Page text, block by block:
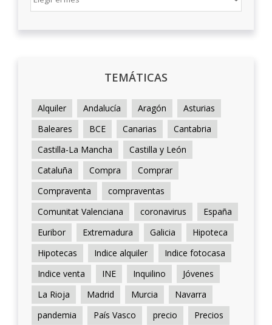
TEMÁTICAS
Alquiler Andalucía Aragón
Asturias
Baleares
BCE Canarias
Cantabria
Castilla-La Mancha
Castilla y León
Cataluña
Compra
Comprar
Compraventa
compraventas
Comunitat Valenciana
coronavirus
España
Euribor
Extremadura Galicia
Hipoteca
Hipotecas
Indice alquiler
Indice fotocasa
Indice venta
INE Inquilino
Jóvenes
La Rioja
Madrid Murcia
Navarra
pandemia
País Vasco precio
Precios